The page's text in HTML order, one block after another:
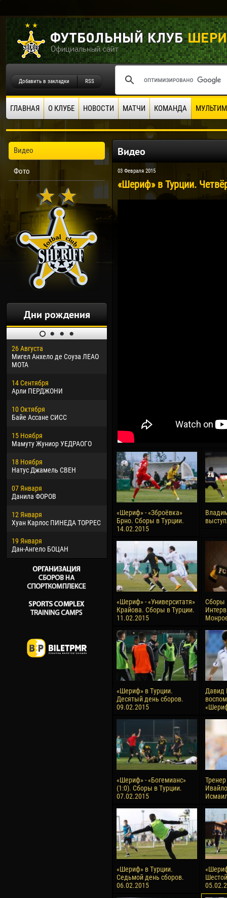
Добавить в закладки RSS
ГЛАВНАЯ О КЛУБЕ НОВОСТИ МАТЧИ КОМАНДА
Видео
Фото
Дни рождения
26 Августа
Мигел Анхело де Соуза ЛЕАО
МОТА
14 Сентября
Арли ПЕРДЖОНИ
10 Октября
Байе Ассане СИСС
15 Ноября
Мамуту Жуниор УЕДРАОГО
18 Ноября
Натус Джамель СВЕН
07 Января
Данила ФОРОВ
12 Января
Хуан Карлос ПИНЕДА ТОРРЕС
19 Января
Дан-Ангело БОЦАН
Эммануэль АФЕТСЕ
20 Марта
Хайдер Морено АСПРИЛЬЯ
22 Марта
Самба КОНЕ
Витор Уго Морайс де
ОЛИВЕЙРА
28 Марта
Раи ЛОПЕС ДЕ ОЛИВЕЙРА
15
28
Видео
03 Февраля 2015
«Шериф» в Турции.
«Шериф» - «Зброёвка»
Брно. Сборы в Турции.
14.02.2015
«Шериф» - «Университатя»
Крайова. Сборы в Турции.
11.02.2015
Сборы
«Шериф» в Турции.
Десятый день сборов.
09.02.2015
Давид
«Шериф» - «Богемианс»
(1:0). Сборы в Турции.
07.02.2015
«Шериф» в Турции.
Седьмой день сборов.
06.02.2015